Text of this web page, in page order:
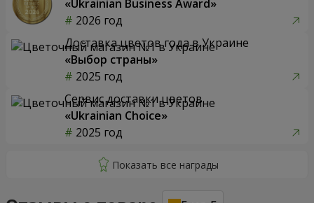
«Ukrainian Business Award»
2026 год
Доставка цветов года в Украине
«Выбор страны»
2025 год
Сервис доставки цветов
«Ukrainian Choice»
2025 год